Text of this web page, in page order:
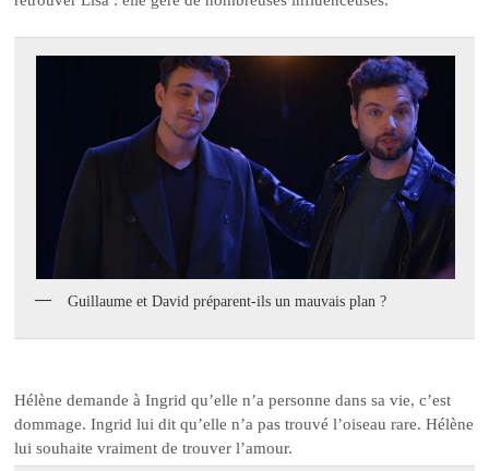
Guillaume et David préparent-ils un mauvais plan ?
Hélène demande à Ingrid qu’elle n’a personne dans sa vie, c’est
dommage. Ingrid lui dit qu’elle n’a pas trouvé l’oiseau rare. Hélène
lui souhaite vraiment de trouver l’amour.